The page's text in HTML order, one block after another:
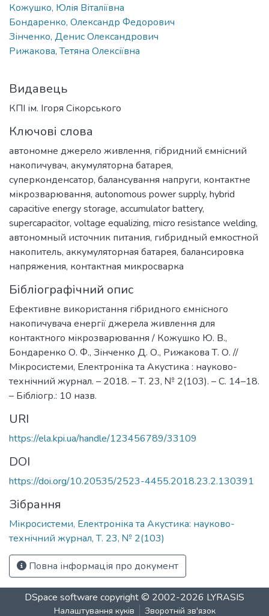
Кожушко, Юлія Віталіївна
Бондаренко, Олександр Федорович
Зінченко, Денис Олександрович
Рижакова, Тетяна Олексіївна
Видавець
КПІ ім. Ігоря Сікорського
Ключові слова
автономне джерело живлення, гібридний ємнісний
накопичувач, акумуляторна батарея,
суперконденсатор, балансування напруги, контактне
мікрозварювання, autonomous power supply, hybrid
capacitive energy storage, accumulator battery,
supercapacitor, voltage equalizing, micro resistance welding,
автономный источник питания, гибридный емкостной
накопитель, аккумуляторная батарея, балансировка
напряжения, контактная микросварка
Бібліографічний опис
Ефективне використання гібридного ємнісного
накопичувача енергії джерела живлення для
контактного мікрозварювання / Кожушко Ю. В.,
Бондаренко О. Ф., Зінченко Д. О., Рижакова Т. О. //
Мікросистеми, Електроніка та Акустика : науково-
технічний журнал. – 2018. – Т. 23, № 2(103). – С. 14–18.
– Бібліогр.: 10 назв.
URI
https://ela.kpi.ua/handle/123456789/33109
DOI
https://doi.org/10.20535/2523-4455.2018.23.2.130391
Зібрання
Мікросистеми, Електроніка та Акустика: науково-
технічний журнал, Т. 23, № 2(103)
Повна інформація про документ
DSpace software copyright © 2002-2026 LYRASIS
Налаштування куків Зворотній зв'язок